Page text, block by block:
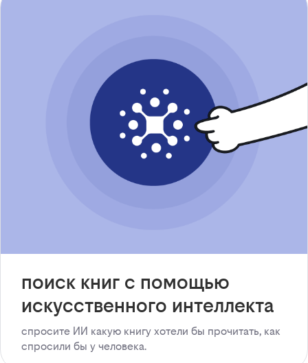
поиск книг с помощью
искусственного интеллекта
спросите ИИ какую книгу хотели бы прочитать, как
спросили бы у человека.